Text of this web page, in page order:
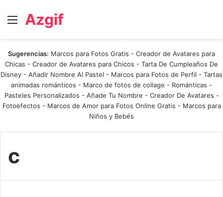
Menú
Azgif
Sugerencias: Marcos para Fotos Gratis - Creador de Avatares para
Chicas - Creador de Avatares para Chicos - Tarta De Cumpleaños De
Disney - Añadir Nombre Al Pastel - Marcos para Fotos de Perfil - Tartas
animadas románticos - Marco de fotos de collage - Románticas -
Pasteles Personalizados - Añade Tu Nombre - Creador De Avatares -
Fotoefectos - Marcos de Amor para Fotos Online Gratis - Marcos para
Niños y Bebés
c